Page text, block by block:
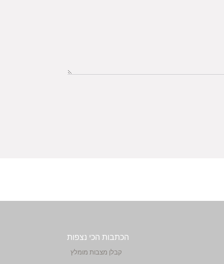
הכתבות הכי נצפות
קבלן מצבות מומלץ